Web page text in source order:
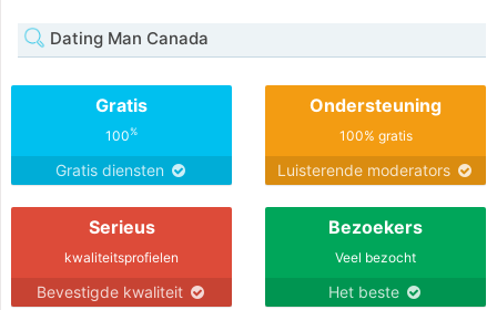
Dating Man Canada
Gratis
100%
Gratis diensten
Ondersteuning
100% gratis
Luisterende moderators
Serieus
kwaliteitsprofielen
Bevestigde kwaliteit
Bezoekers
Veel bezocht
Het beste